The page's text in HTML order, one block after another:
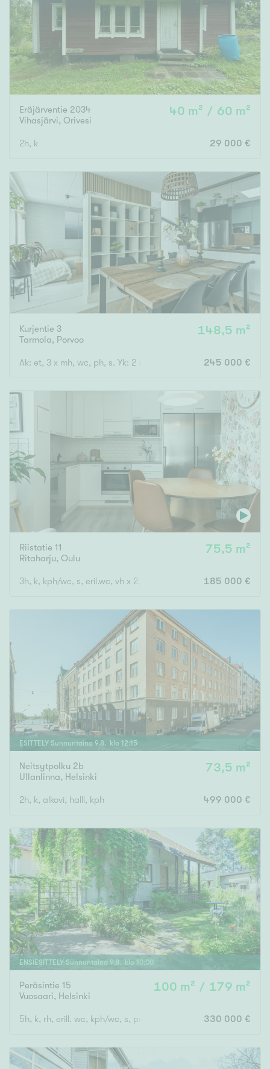
Välttävä
Ominaisuudet
Järvi- tai merinäköala
Maalämpö
Oma ranta
Oma sauna
Senioriasunto
Eräjärventie 2034
Vihasjärvi, Orivesi
40 m² / 60 m²
2h, k 29 000 €
Kurjentie 3
Tarmola, Porvoo
148,5 m²
Ak: et, 3 x mh, wc, ph, s. Yk: 2 x mh, oh, rt, k, kph, parv.
245 000 €
Riistatie 11
Ritaharju, Oulu
75,5 m²
3h, k, kph/wc, s, eril.wc, vh x 2, var., lasitettu parveke185 000 €
ESITTELY Sunnuntaina 9.8. klo 12:15
Neitsytpolku 2b
Ullanlinna, Helsinki
73,5 m²
2h, k, alkovi, halli, kph 499 000 €
ENSIESITTELY Sunnuntaina 9.8. klo 10:00
Peräsintie 15
Vuosaari, Helsinki
100 m² / 179 m²
5h, k, rh, erill. wc, kph/wc, s, pesut., ph, varasto ja askh/
330 000 €